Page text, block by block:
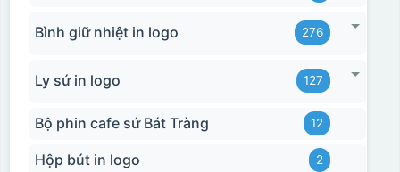
Bình giữ nhiệt in logo 276
Ly sứ in logo 127
Bộ phin cafe sứ Bát Tràng 12
Hộp bút in logo 2